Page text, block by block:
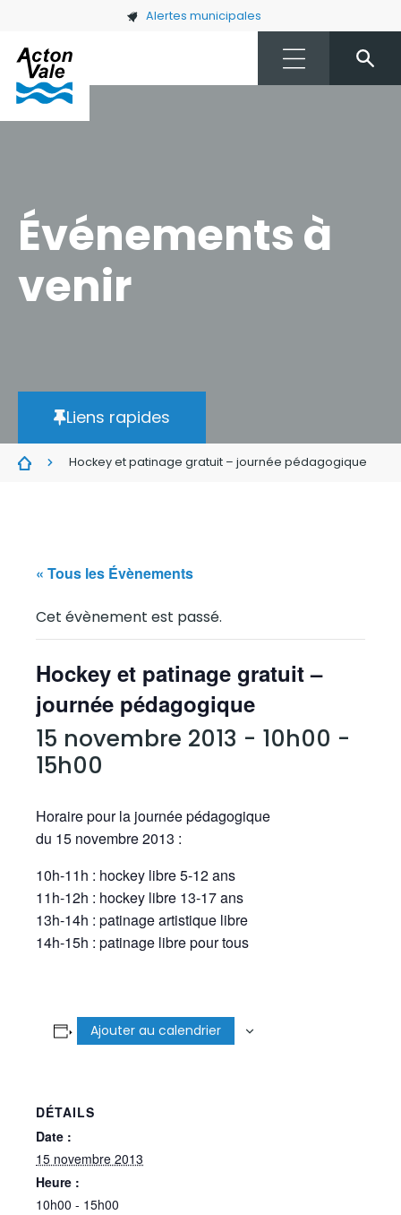
Skip to main content Alertes municipales
Événements à
venir
Liens rapides
Hockey et patinage gratuit – journée pédagogique
« Tous les Évènements
Cet évènement est passé.
Hockey et patinage gratuit –
journée pédagogique
15 novembre 2013 - 10h00 -
15h00
Horaire pour la journée pédagogique
du 15 novembre 2013 :
10h-11h : hockey libre 5-12 ans
11h-12h : hockey libre 13-17 ans
13h-14h : patinage artistique libre
14h-15h : patinage libre pour tous
Ajouter au calendrier
DÉTAILS
Date :
15 novembre 2013
Heure :
10h00 - 15h00